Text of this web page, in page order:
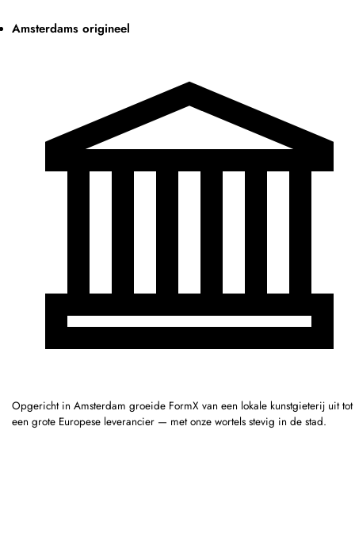
Amsterdams origineel
Opgericht in Amsterdam groeide FormX van een lokale kunstgieterij uit tot
een grote Europese leverancier — met onze wortels stevig in de stad.